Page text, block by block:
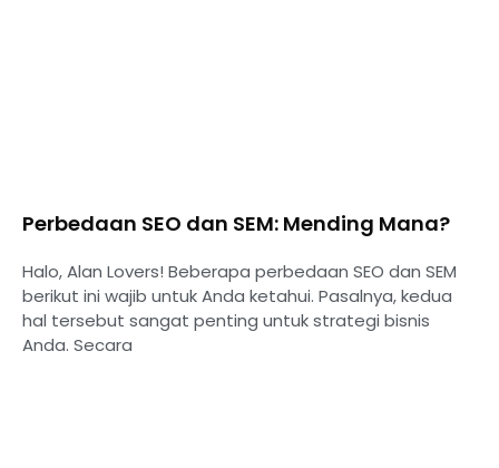
Perbedaan SEO dan SEM: Mending Mana?
Halo, Alan Lovers! Beberapa perbedaan SEO dan SEM
berikut ini wajib untuk Anda ketahui. Pasalnya, kedua
hal tersebut sangat penting untuk strategi bisnis
Anda. Secara